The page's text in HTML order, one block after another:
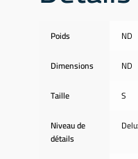
Poids
ND
Dimensions
ND
Taille
S
Niveau de
détails